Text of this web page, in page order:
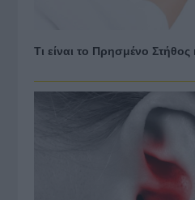
Τι είναι το Πρησμένο Στήθος